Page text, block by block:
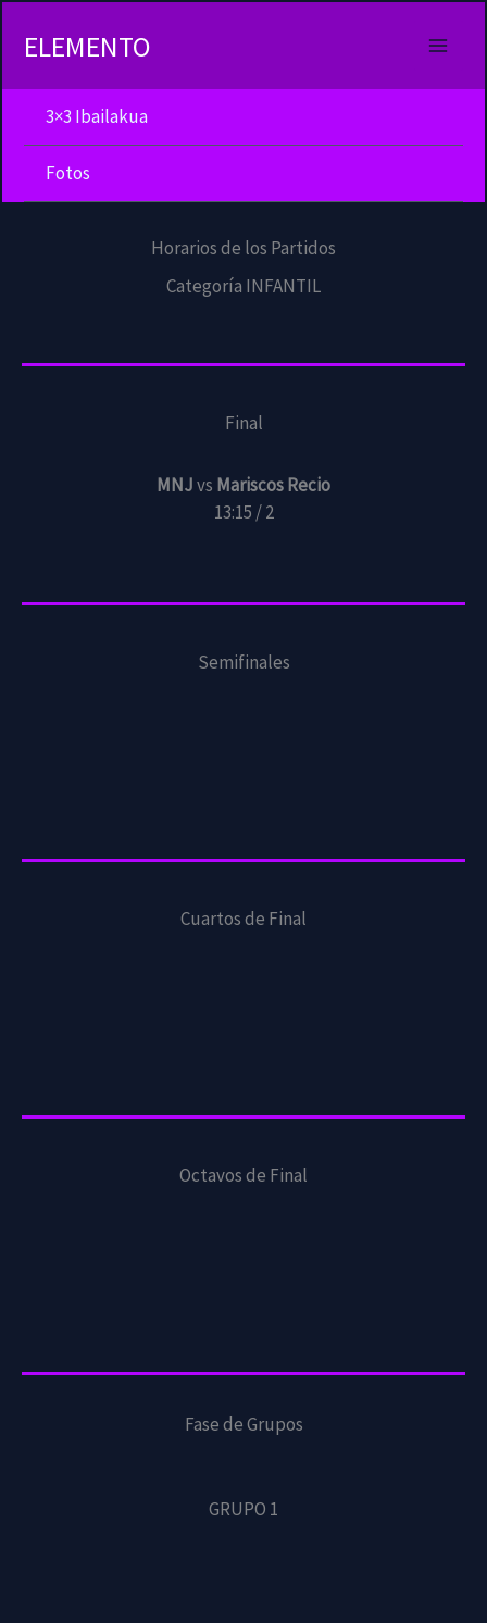
ELEMENTO
3×3 Ibailakua
Fotos
Horarios de los Partidos
Categoría INFANTIL
Final
MNJvs Mariscos Recio
13:15 / 2
Semifinales
Cuartos de Final
Octavos de Final
Fase de Grupos
GRUPO 1